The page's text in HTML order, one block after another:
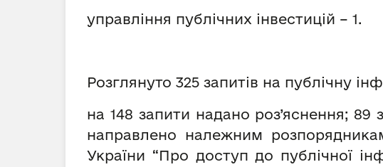
управління публічних інвестицій – 1.
Розглянуто 325 запитів на публічну
на 148 запити надано роз’яснення; 89
направлено належним
України “Про доступ до публічної